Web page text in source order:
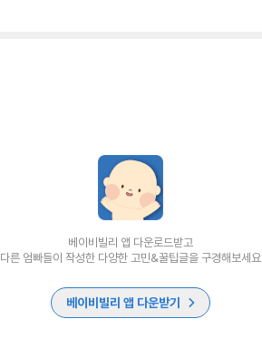
베이비빌리 앱 다운로드받고
다른 엄빠들이 작성한 다양한 고민&꿀팁글을 구경해보세요
베이비빌리 앱 다운받기